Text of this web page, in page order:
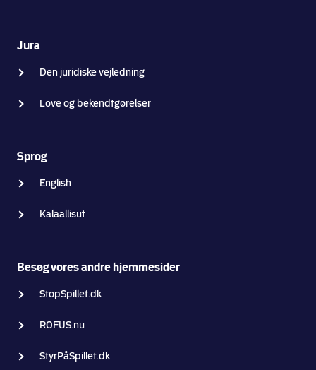
Jura
Den juridiske vejledning
Love og bekendtgørelser
Sprog
English
Kalaallisut
Besøg vores andre hjemmesider
StopSpillet.dk
ROFUS.nu
StyrPåSpillet.dk